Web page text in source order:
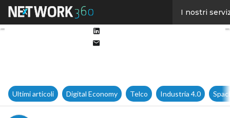
I nostri
Ultimi articoli Digital Economy Telco Industria 4.0